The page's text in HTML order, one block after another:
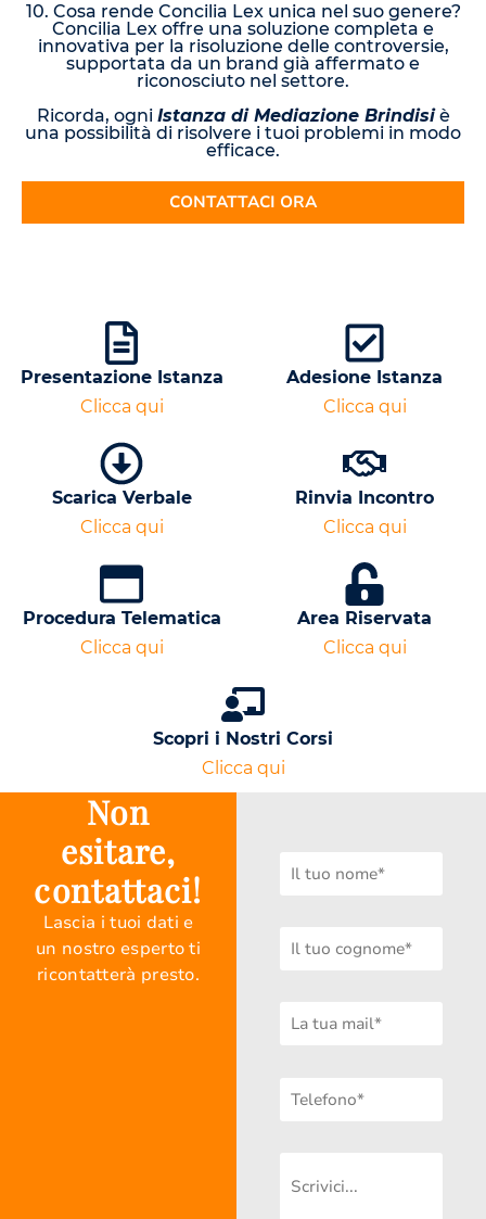
10. Cosa rende Concilia Lex unica nel suo genere?
Concilia Lex offre una soluzione completa e
innovativa per la risoluzione delle controversie,
supportata da un brand già affermato e
riconosciuto nel settore.
Ricorda, ogni Istanza di Mediazione Brindisiè
una possibilità di risolvere i tuoi problemi in modo
efficace.
CONTATTACI ORA
Presentazione Istanza
Clicca qui
Adesione Istanza
Clicca qui
Scarica Verbale
Clicca qui
Rinvia Incontro
Clicca qui
Procedura Telematica
Clicca qui
Area Riservata
Clicca qui
Scopri i Nostri Corsi
Clicca qui
Non
esitare,
contattaci!
Lascia i tuoi dati e
un nostro esperto ti
ricontatterà presto.